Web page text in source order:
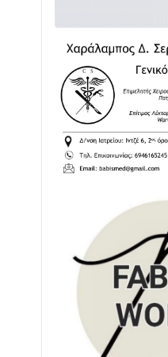
Ενισχύεται η
Δήμο Αγρινίου με
02/08 • 18:26
Διαβάστε την
κυκλοφορεί
31/07 • 08:16
Δωρίδα για Όλους:
Διαβάστε την
κυκλοφορεί
24/07 • 11:31